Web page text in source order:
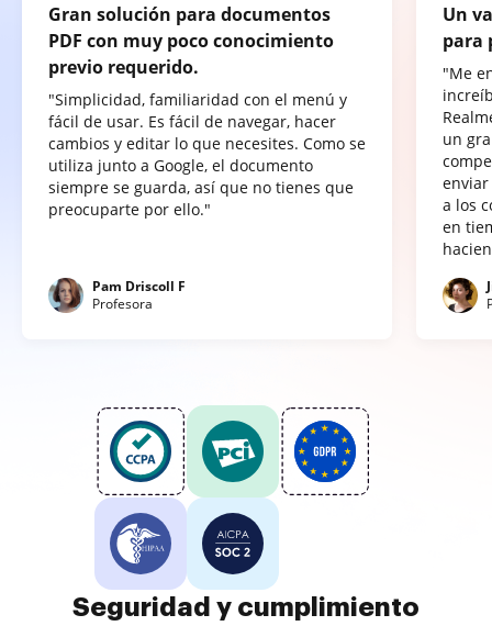
Gran solución para documentos
PDF con muy poco conocimiento
previo requerido.
"Simplicidad, familiaridad con el menú y
fácil de usar. Es fácil de navegar, hacer
cambios y editar lo que necesites. Como se
utiliza junto a Google, el documento
siempre se guarda, así que no tienes que
preocuparte por ello."
Pam Driscoll F
Profesora
Un
para
"Me
un
a los
en
Seguridad y cumplimiento